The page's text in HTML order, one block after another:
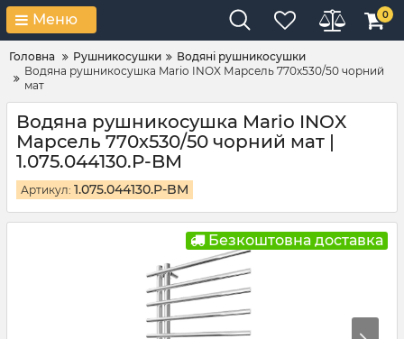
Меню 0
Головна Рушникосушки
Водяні рушникосушки
Водяна рушникосушка Mario INOX Марсель 770х530/50 чорний
мат
Водяна рушникосушка Mario INOX
Марсель 770х530/50 чорний мат |
1.075.044130.P-BM
Артикул: 1.075.044130.P-BM
Безкоштовна доставка